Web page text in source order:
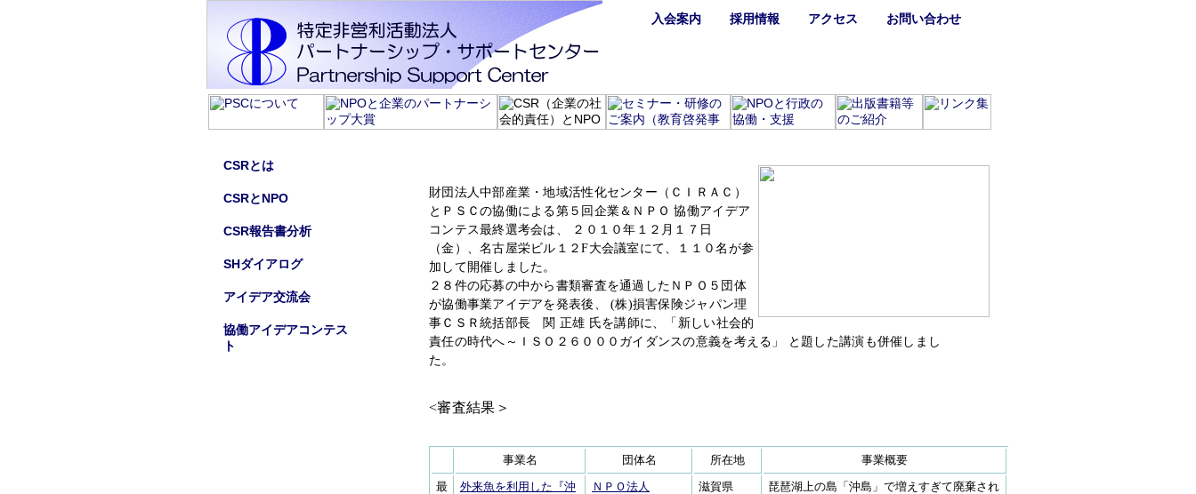
入会案内 採用情報 アクセス お問い合わせ
CSRとは
CSRとNPO
CSR報告書分析
SHダイアログ
アイデア交流会
協働アイデアコンテス
ト
財団法人中部産業・地域活性化センター（ＣＩＲＡＣ）
とＰＳＣの協働による第５回企業＆ＮＰＯ 協働アイデア
コンテス最終選考会は、 ２０１０年１２月１７日
（金）、名古屋栄ビル１２F大会議室にて、１１０名が参
加して開催しました。
２８件の応募の中から書類審査を通過したＮＰＯ５団体
が協働事業アイデアを発表後、 (株)損害保険ジャパン理
事ＣＳＲ統括部長 関 正雄 氏を講師に、「新しい社会的
責任の時代へ～ＩＳＯ２６０００ガイダンスの意義を考える」 と題した講演も併催しまし
た。
<審査結果＞
事業名 団体名 所在地
事業概要
最
外来魚を利用した『沖
ＮＰＯ法人
滋賀県
琵琶湖上の島「沖島」で増えすぎて廃棄され